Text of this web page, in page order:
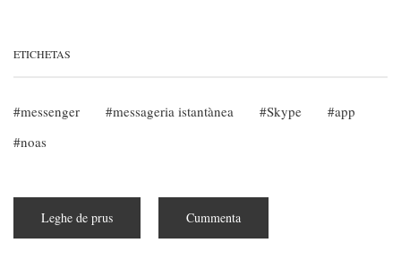
ETICHETAS
messenger messageria istantànea Skype
app
noas
Leghe de prus
serrat!
Cummenta